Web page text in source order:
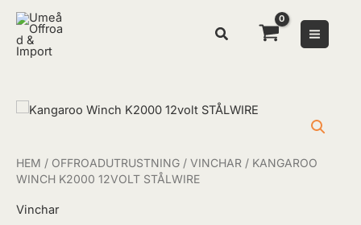
Hoppa
innehåll
HEM / OFFROADUTRUSTNING / VINCHAR / KANGAROO
WINCH K2000 12VOLT STÅLWIRE
Vinchar
Kangaroo
12volt
STÅLWIRE
mängd